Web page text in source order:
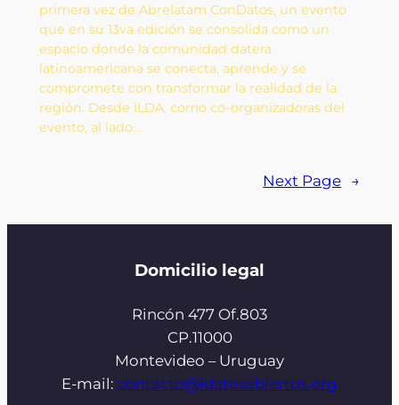
primera vez de Abrelatam ConDatos, un evento
que en su 13va edición se consolida como un
espacio donde la comunidad datera
latinoamericana se conecta, aprende y se
compromete con transformar la realidad de la
región. Desde ILDA, como co-organizadoras del
evento, al lado…
Next Page →
Domicilio legal
Rincón 477 Of.803
CP.11000
Montevideo – Uruguay
E-mail: contacto@idatosabiertos.org